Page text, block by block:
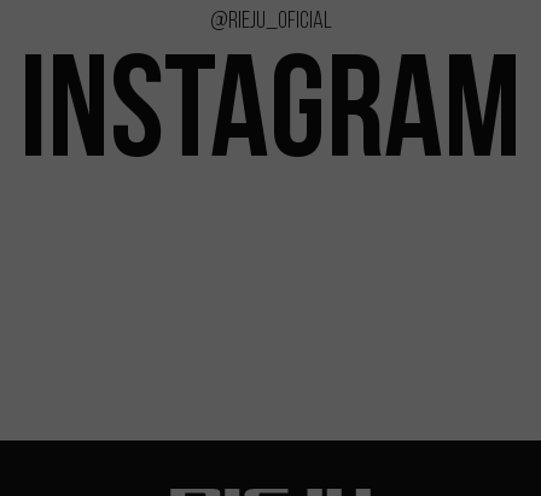
@rieju_oficial
INSTAGRAM